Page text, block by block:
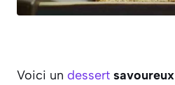
Voici un dessert savoureux